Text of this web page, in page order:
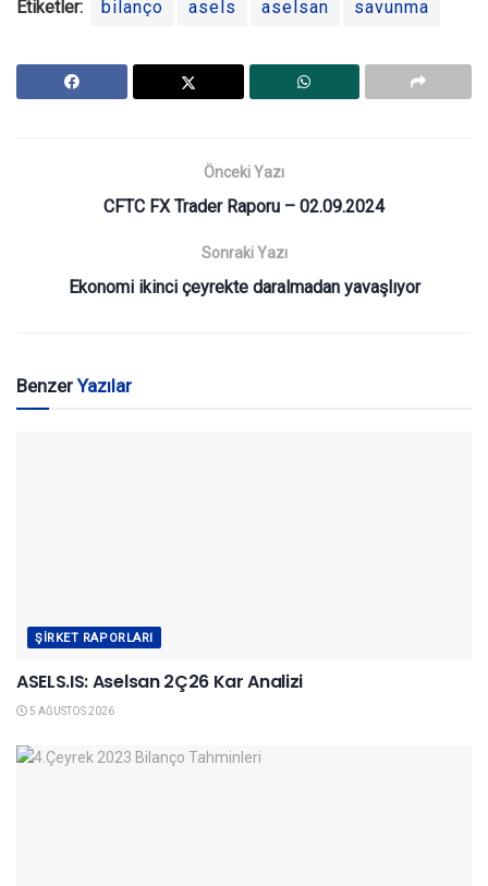
Etiketler: bilanço asels aselsan savunma
Önceki Yazı
CFTC FX Trader Raporu – 02.09.2024
Sonraki Yazı
Ekonomi ikinci çeyrekte daralmadan yavaşlıyor
BenzerYazılar
ŞIRKET RAPORLARI
ASELS.IS: Aselsan 2Ç26 Kar Analizi
5 AĞUSTOS 2026